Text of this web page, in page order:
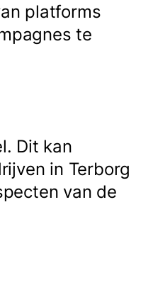
platforms
te
Dit kan
in Terborg
van de